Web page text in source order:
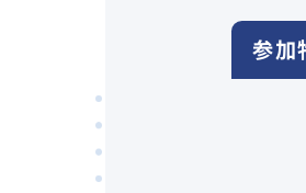
参加